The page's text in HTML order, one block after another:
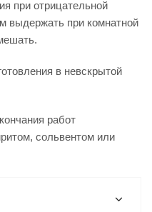
при отрицательной
выдержать при комнатной
в невскрытой
работ
сольвентом или